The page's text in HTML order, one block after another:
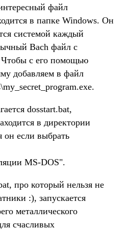
файл
в папке Windows. Он
системой каждый
Bach файл с
с его помощью
добавляем в файл
dosstart.bat,
в директории
он если выбрать
MS-DOS".
про который нельзя не
:), запускается
металлического
счасливых